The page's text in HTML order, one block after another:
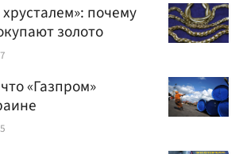
почему
золото
«Газпром»